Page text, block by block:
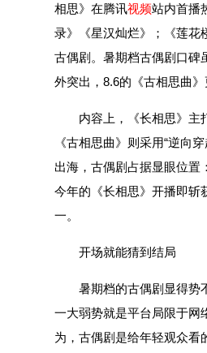
相思》在腾讯视频站内首播
录》《星汉灿烂》；《莲花
古偶剧。暑期档古偶剧口碑
外突出，8.6的《古相思曲》
内容上，《长相思》主
《古相思曲》则采用“逆向
出海，古偶剧占据显眼位置
今年的《长相思》开播即斩
一。
开场就能猜到结局
暑期档的古偶剧显得势
一大弱势就是平台局限于网
为，古偶剧是给年轻观众看